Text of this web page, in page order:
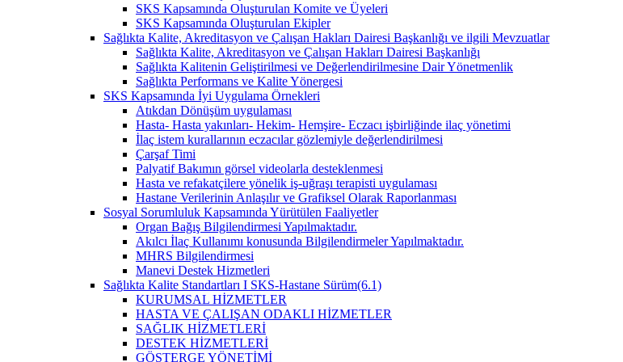
SKS Kapsamında Oluşturulan Komite ve Üyeleri
SKS Kapsamında Oluşturulan Ekipler
Sağlıkta Kalite, Akreditasyon ve Çalışan Hakları Dairesi Başkanlığı ve ilgili Mevzuatlar
Sağlıkta Kalite, Akreditasyon ve Çalışan Hakları Dairesi Başkanlığı
Sağlıkta Kalitenin Geliştirilmesi ve Değerlendirilmesine Dair Yönetmenlik
Sağlıkta Performans ve Kalite Yönergesi
SKS Kapsamında İyi Uygulama Örnekleri
Atıkdan Dönüşüm uygulaması
Hasta- Hasta yakınları- Hekim- Hemşire- Eczacı işbirliğinde ilaç yönetimi
İlaç istem kurallarının eczacılar gözlemiyle değerlendirilmesi
Çarşaf Timi
Palyatif Bakımın görsel videolarla desteklenmesi
Hasta ve refakatçilere yönelik iş-uğraşı terapisti uygulaması
Hastane Verilerinin Anlaşılır ve Grafiksel Olarak Raporlanması
Sosyal Sorumluluk Kapsamında Yürütülen Faaliyetler
Organ Bağış Bilgilendirmesi Yapılmaktadır.
Akılcı İlaç Kullanımı konusunda Bilgilendirmeler Yapılmaktadır.
MHRS Bilgilendirmesi
Manevi Destek Hizmetleri
Sağlıkta Kalite Standartları I SKS-Hastane Sürüm(6.1)
KURUMSAL HİZMETLER
HASTA VE ÇALIŞAN ODAKLI HİZMETLER
SAĞLIK HİZMETLERİ
DESTEK HİZMETLERİ
GÖSTERGE YÖNETİMİ